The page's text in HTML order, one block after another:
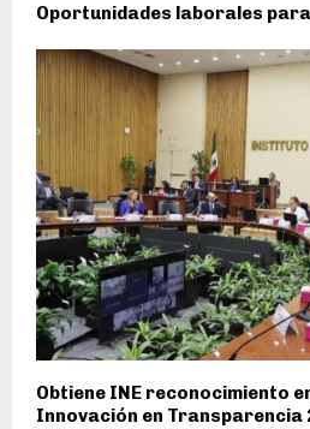
Oportunidades laborales
Obtiene INE reconocimiento
Innovación en Transparencia